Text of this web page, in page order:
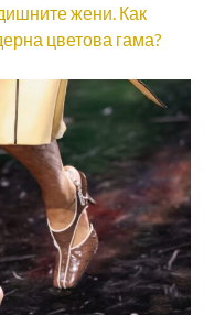
жени. Как
цветова гама?